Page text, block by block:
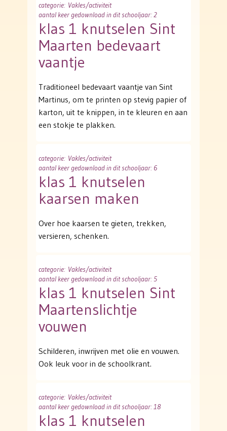
categorie: Vakles/activiteit
aantal keer gedownload in dit schooljaar: 2
klas 1 knutselen Sint
Maarten bedevaart
vaantje
Traditioneel bedevaart vaantje van Sint
Martinus, om te printen op stevig papier of
karton, uit te knippen, in te kleuren en aan
een stokje te plakken.
categorie: Vakles/activiteit
aantal keer gedownload in dit schooljaar: 6
klas 1 knutselen
kaarsen maken
Over hoe kaarsen te gieten, trekken,
versieren, schenken.
categorie: Vakles/activiteit
aantal keer gedownload in dit schooljaar: 5
klas 1 knutselen Sint
Maartenslichtje
vouwen
Schilderen, inwrijven met olie en vouwen.
Ook leuk voor in de schoolkrant.
categorie: Vakles/activiteit
aantal keer gedownload in dit schooljaar: 18
klas 1 knutselen